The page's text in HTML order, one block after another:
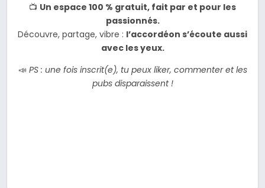
📺 Un espace 100 % gratuit, fait par et pour les
passionnés.
Découvre, partage, vibre : l’accordéon s’écoute aussi
avec les yeux.
📣 PS : une fois inscrit(e), tu peux liker, commenter et les
pubs disparaissent !